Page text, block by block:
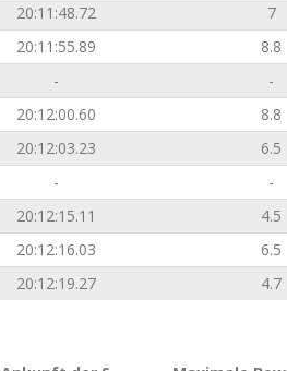
20:11:48.72
7
20:11:55.89
8.8
-
-
20:12:00.60
8.8
20:12:03.23
6.5
-
-
20:12:15.11
4.5
20:12:16.03
6.5
20:12:19.27 4.7